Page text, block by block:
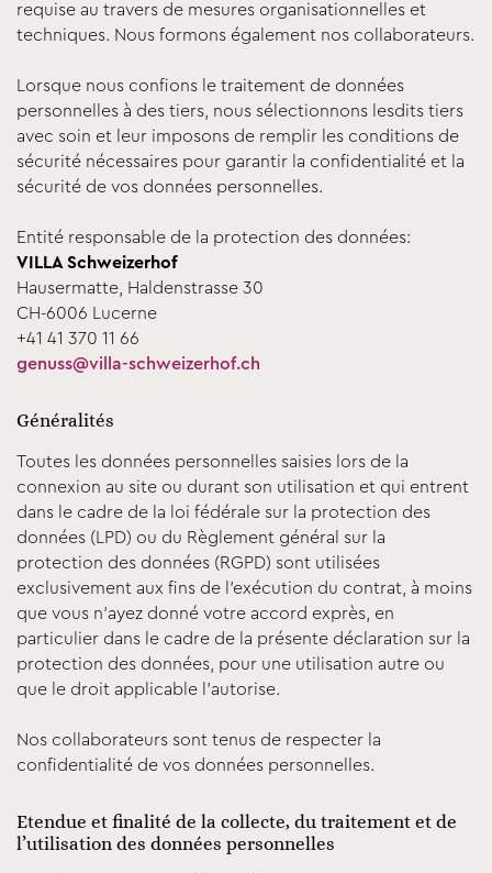
requise au travers de mesures organisationnelles et
techniques. Nous formons également nos collaborateurs.
Lorsque nous confions le traitement de données
personnelles à des tiers, nous sélectionnons lesdits tiers
avec soin et leur imposons de remplir les conditions de
sécurité nécessaires pour garantir la confidentialité et la
sécurité de vos données personnelles.
Entité responsable de la protection des données:
VILLA Schweizerhof
Hausermatte, Haldenstrasse 30
CH-6006 Lucerne
+41 41 370 11 66
genuss@villa-schweizerhof.ch
Généralités
Toutes les données personnelles saisies lors de la
connexion au site ou durant son utilisation et qui entrent
dans le cadre de la loi fédérale sur la protection des
données (LPD) ou du Règlement général sur la
protection des données (RGPD) sont utilisées
exclusivement aux fins de l’exécution du contrat, à moins
que vous n’ayez donné votre accord exprès, en
particulier dans le cadre de la présente déclaration sur la
protection des données, pour une utilisation autre ou
que le droit applicable l’autorise.
Nos collaborateurs sont tenus de respecter la
confidentialité de vos données personnelles.
Etendue et finalité de la collecte, du traitement et de
l’utilisation des données personnelles